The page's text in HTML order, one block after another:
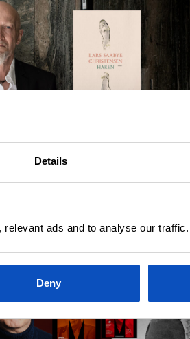
Details
ads and to analyse our traffic.
Deny
Christensens «Haren»
du vil spare på